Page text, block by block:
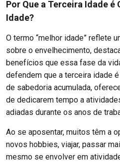
Por Que a Terceira Idade é
Idade?
O termo “melhor idade” reflete
sobre o envelhecimento,
benefícios que essa fase da
defendem que a terceira idade
de sabedoria acumulada,
de dedicarem tempo a
adiadas durante os anos de
Ao se aposentar, muitos têm a
novos hobbies, viajar, passar
mesmo se envolver em